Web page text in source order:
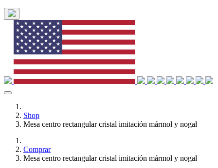
Shop
Mesa centro rectangular cristal imitación mármol y nogal
Comprar
Mesa centro rectangular cristal imitación mármol y nogal